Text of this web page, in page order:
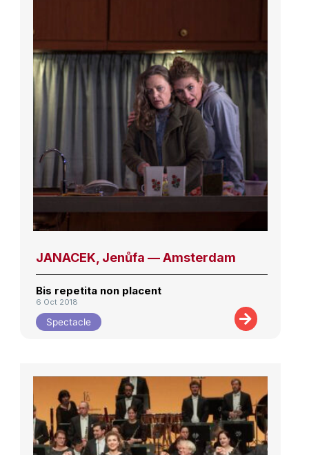
JANACEK, Jenůfa — Amsterdam
Bis repetita non placent
6 Oct 2018
Spectacle